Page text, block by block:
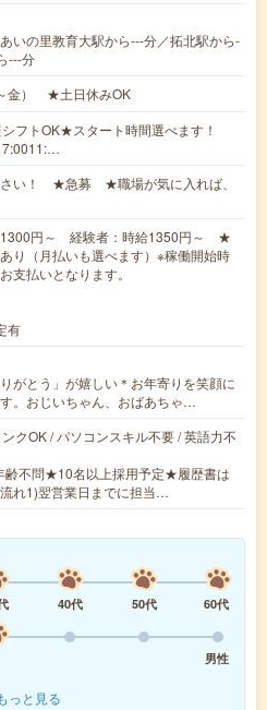
いの里教育大駅から---分／拓北駅から-
---分
金） ★土日休みOK
フトOK★スタート時間選べます！
さい！ ★急募 ★職場が気に入れば、
1300円～ 経験者：時給1350円～ ★
り（月払いも選べます）※稼働開始時
支払いとなります。
有
がとう」が嬉しい＊お年寄りを笑顔に
。おじいちゃん、おばあちゃ…
クOK / パソコンスキル不要 / 英語力不
齢不問★10名以上採用予定★履歴書は
れ1)翌営業日までに担当…
40代 50代
60代
男性
っと見る